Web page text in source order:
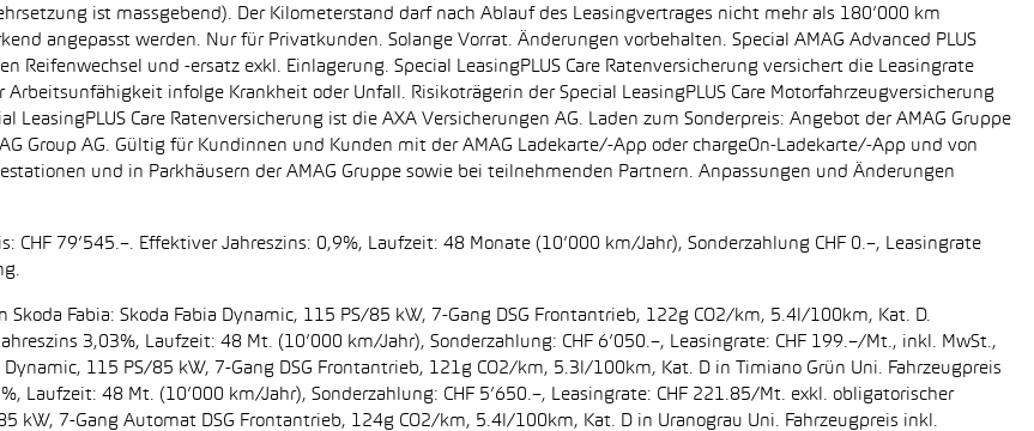
ist massgebend). Der Kilometerstand darf nach Ablauf des Leasingvertrages nicht mehr als 180’000 km
angepasst werden. Nur für Privatkunden. Solange Vorrat. Änderungen vorbehalten. Special AMAG Advanced PLUS
und -ersatz exkl. Einlagerung. Special LeasingPLUS Care Ratenversicherung versichert die Leasingrate
infolge Krankheit oder Unfall. Risikoträgerin der Special LeasingPLUS Care Motorfahrzeugversicherung
LeasingPLUS Care Ratenversicherung ist die AXA Versicherungen AG. Laden zum Sonderpreis: Angebot der AMAG Gruppe
Group AG. Gültig für Kundinnen und Kunden mit der AMAG Ladekarte/-App oder chargeOn-Ladekarte/-App und von
und in Parkhäusern der AMAG Gruppe sowie bei teilnehmenden Partnern. Anpassungen und Änderungen
79’545.–. Effektiver Jahreszins: 0,9%, Laufzeit: 48 Monate (10’000 km/Jahr), Sonderzahlung CHF 0.–, Leasingrate
Skoda Fabia: Skoda Fabia Dynamic, 115 PS/85 kW, 7-Gang DSG Frontantrieb, 122g CO2/km, 5.4l/100km, Kat. D.
3,03%, Laufzeit: 48 Mt. (10’000 km/Jahr), Sonderzahlung: CHF 6’050.–, Leasingrate: CHF 199.–/Mt., inkl. MwSt.,
115 PS/85 kW, 7-Gang DSG Frontantrieb, 121g CO2/km, 5.3l/100km, Kat. D in Timiano Grün Uni. Fahrzeugpreis
Laufzeit: 48 Mt. (10’000 km/Jahr), Sonderzahlung: CHF 5’650.–, Leasingrate: CHF 221.85/Mt. exkl. obligatorischer
kW, 7-Gang Automat DSG Frontantrieb, 124g CO2/km, 5.4l/100km, Kat. D in Uranograu Uni. Fahrzeugpreis inkl.